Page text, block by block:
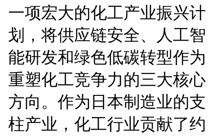
一项宏大的化工产业振兴计
划，将供应链安全、人工智
能研发和绿色低碳转型作为
重塑化工竞争力的三大核心
方向。作为日本制造业的支
柱产业，化工行业贡献了约